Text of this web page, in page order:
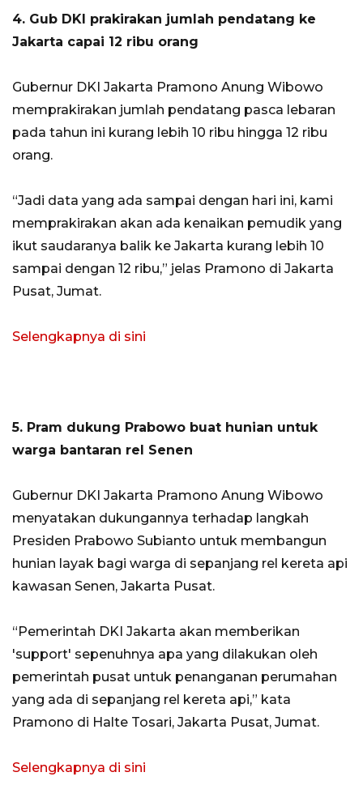
4. Gub DKI prakirakan jumlah pendatang ke
Jakarta capai 12 ribu orang
Gubernur DKI Jakarta Pramono Anung Wibowo
memprakirakan jumlah pendatang pasca lebaran
pada tahun ini kurang lebih 10 ribu hingga 12 ribu
orang.
“Jadi data yang ada sampai dengan hari ini, kami
memprakirakan akan ada kenaikan pemudik yang
ikut saudaranya balik ke Jakarta kurang lebih 10
sampai dengan 12 ribu,” jelas Pramono di Jakarta
Pusat, Jumat.
Selengkapnya di sini
5. Pram dukung Prabowo buat hunian untuk
warga bantaran rel Senen
Gubernur DKI Jakarta Pramono Anung Wibowo
menyatakan dukungannya terhadap langkah
Presiden Prabowo Subianto untuk membangun
hunian layak bagi warga di sepanjang rel kereta api
kawasan Senen, Jakarta Pusat.
“Pemerintah DKI Jakarta akan memberikan
'support' sepenuhnya apa yang dilakukan oleh
pemerintah pusat untuk penanganan perumahan
yang ada di sepanjang rel kereta api,” kata
Pramono di Halte Tosari, Jakarta Pusat, Jumat.
Selengkapnya di sini